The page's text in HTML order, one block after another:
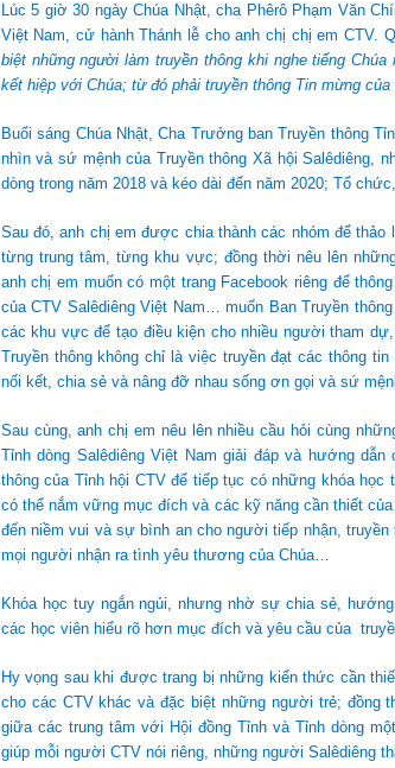
Lúc 5 giờ 30 ngày Chúa Nhật, cha Phêrô Phạm Văn
Việt Nam, cử hành Thánh lễ cho anh chị chị em CTV.
biệt những người làm truyền thông khi nghe tiếng
kết hiệp với Chúa; từ đó phải truyền thông Tin mừng
Buổi sáng Chúa Nhật, Cha Trưởng ban Truyền thông
nhìn và sứ mệnh của Truyền thông Xã hội Salêdiêng,
dòng trong năm 2018 và kéo dài đến năm 2020; Tổ
Sau đó, anh chị em được chia thành các nhóm để
từng trung tâm, từng khu vực; đồng thời nêu lên
anh chị em muốn có một trang Facebook riêng để
của CTV Salêdiêng Việt Nam… muốn Ban Truyền
các khu vực để tạo điều kiện cho nhiều người tham
Truyền thông không chỉ là việc truyền đạt các thông
nối kết, chia sẻ và nâng đỡ nhau sống ơn gọi và sứ
Sau cùng, anh chị em nêu lên nhiều cầu hỏi cùng
Tỉnh dòng Salêdiêng Việt Nam giải đáp và hướng
thông của Tỉnh hội CTV để tiếp tục có những khóa
có thể nắm vững mục đích và các kỹ năng cần thiết
đến niềm vui và sự bình an cho người tiếp nhận,
mọi người nhận ra tình yêu thương của Chúa…
Khóa học tuy ngắn ngủi, nhưng nhờ sự chia sẻ,
các học viên hiểu rõ hơn mục đích và yêu cầu của
Hy vọng sau khi được trang bị những kiến thức cần
cho các CTV khác và đặc biệt những người trẻ; đồng
giữa các trung tâm với Hội đồng Tỉnh và Tỉnh dòng
giúp mỗi người CTV nói riêng, những người Salêdiêng